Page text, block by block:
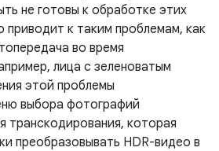
не готовы к обработке этих
приводит к таким проблемам, как
во время
лица с зеленоватым
этой проблемы
выбора фотографий
транскодирования, которая
преобразовывать HDR-видео в